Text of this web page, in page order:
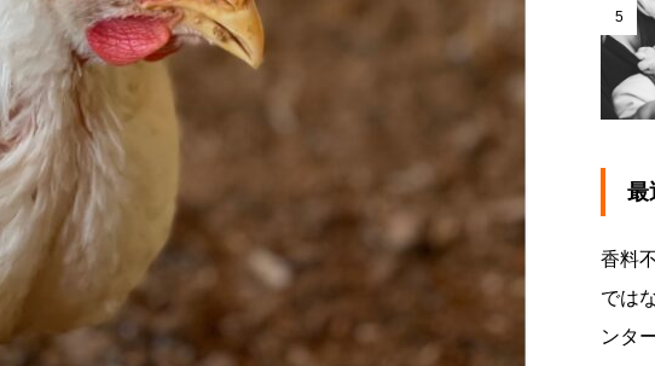
5
最
香料
では
ンター